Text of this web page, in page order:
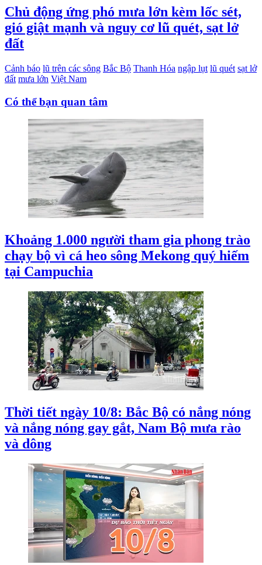
Chủ động ứng phó mưa lớn kèm lốc sét,
gió giật mạnh và nguy cơ lũ quét, sạt lở
đất
Cảnh báo lũ trên các sông Bắc Bộ Thanh Hóa ngập lụt lũ quét sạt lở
đất mưa lớn Việt Nam
Có thể bạn quan tâm
Khoảng 1.000 người tham gia phong trào
chạy bộ vì cá heo sông Mekong quý hiếm
tại Campuchia
Thời tiết ngày 10/8: Bắc Bộ có nắng nóng
và nắng nóng gay gắt, Nam Bộ mưa rào
và dông